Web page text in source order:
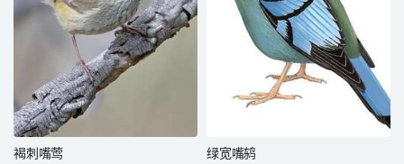
褐刺嘴莺 绿宽嘴鸫